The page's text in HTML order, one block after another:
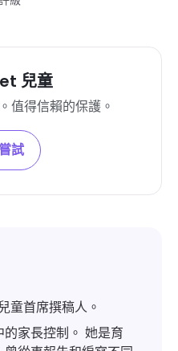
兒童
值得信賴的保護。
試
首席撰稿人。
家長控制。 她是育